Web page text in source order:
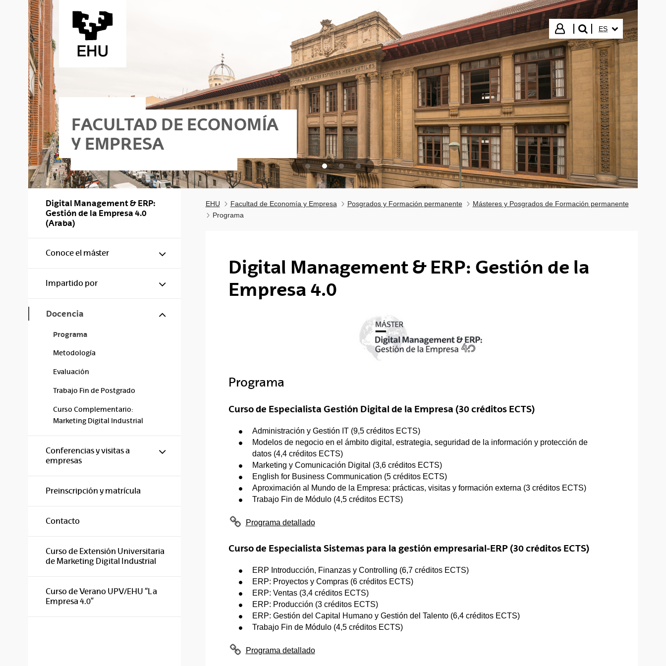
Saltar al contenido principal
Iniciar sesión
buscar"
IDIOMA
ES
- Elkano
FACULTAD DE ECONOMÍA
Y EMPRESA
Digital Management & ERP:
Gestión de la Empresa 4.0
(Araba)
Conoce el máster Mostrar/ocultar subpáginas
Impartido por Mostrar/ocultar subpáginas
Docencia Mostrar/ocultar subpáginas
Programa
Metodología
Evaluación
Trabajo Fin de Postgrado
Curso Complementario:
Marketing Digital Industrial
Conferencias y visitas a
empresas
Mostrar/ocultar subpáginas
Preinscripción y matrícula
Contacto
Curso de Extensión Universitaria
de Marketing Digital Industrial
Curso de Verano UPV/EHU “La
Empresa 4.0”
EHU Facultad de Economía y Empresa Posgrados y Formación permanente
Másteres y Posgrados de Formación permanente
Programa
Digital Management & ERP: Gestión de la
Empresa 4.0
Programa
Curso de Especialista Gestión Digital de la Empresa (30 créditos ECTS)
Administración y Gestión IT (9,5 créditos ECTS)
Modelos de negocio en el ámbito digital, estrategia, seguridad de la información y protección de
datos (4,4 créditos ECTS)
Marketing y Comunicación Digital (3,6 créditos ECTS)
English for Business Communication (5 créditos ECTS)
Aproximación al Mundo de la Empresa: prácticas, visitas y formación externa (3 créditos ECTS)
Trabajo Fin de Módulo (4,5 créditos ECTS)
Programa detallado
Curso de Especialista Sistemas para la gestión empresarial-ERP (30 créditos ECTS)
ERP Introducción, Finanzas y Controlling (6,7 créditos ECTS)
ERP: Proyectos y Compras (6 créditos ECTS)
ERP: Ventas (3,4 créditos ECTS)
ERP: Producción (3 créditos ECTS)
ERP: Gestión del Capital Humano y Gestión del Talento (6,4 créditos ECTS)
Trabajo Fin de Módulo (4,5 créditos ECTS)
Programa detallado